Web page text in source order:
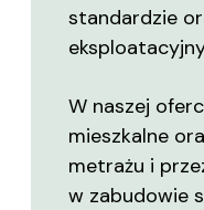
standardzie
W naszej
mieszkalne
metrażu i
w zabudowie